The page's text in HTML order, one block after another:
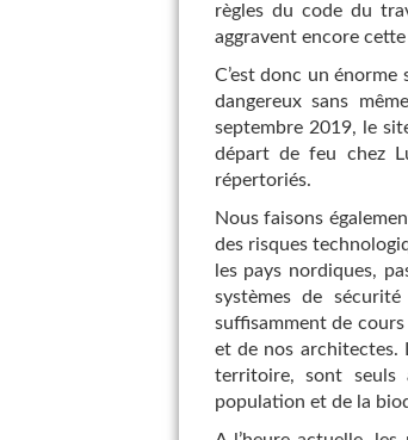
règles du code du
aggravent encore
C’est donc un
dangereux sans
septembre 2019, le
départ de feu chez
répertoriés.
Nous faisons
des risques
les pays nordiques,
systèmes de
suffisamment de
et de nos architectes.
territoire, sont seuls
population et de la